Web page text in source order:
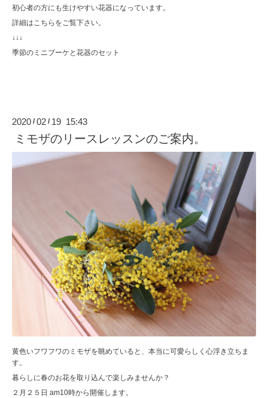
初心者の方にも生けやすい花器になっています。
詳細はこちらをご覧下さい。
↓↓↓
季節のミニブーケと花器のセット
2020 /02 / 19 15:43
ミモザのリースレッスンのご案内。
黄色いフワフワのミモザを眺めていると、本当に可愛らしく心浮き立ちま
す。
暮らしに春のお花を取り込んで楽しみませんか？
２月２５日 am10時から開催します。